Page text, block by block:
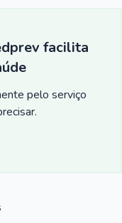
facilita
pelo serviço